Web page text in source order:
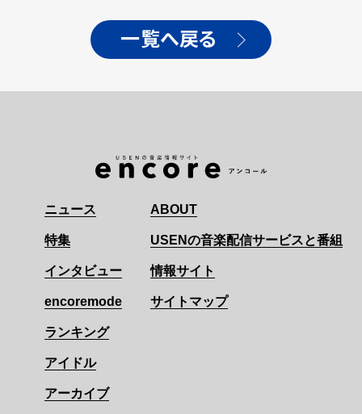
一覧へ戻る
ニュース
特集
インタビュー
encoremode
ランキング
アイドル
アーカイブ
ABOUT
USENの音楽配信サービスと番組
情報サイト
サイトマップ